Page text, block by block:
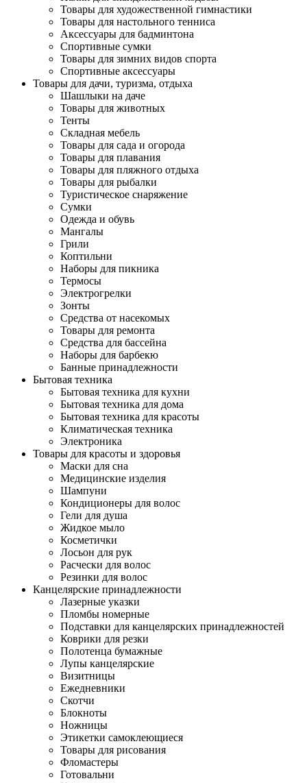
Товары для художественной гимнастики
Товары для настольного тенниса
Аксессуары для бадминтона
Спортивные сумки
Товары для зимних видов спорта
Спортивные аксессуары
Товары для дачи, туризма, отдыха
Шашлыки на даче
Товары для животных
Тенты
Складная мебель
Товары для сада и огорода
Товары для плавания
Товары для пляжного отдыха
Товары для рыбалки
Туристическое снаряжение
Сумки
Одежда и обувь
Мангалы
Грили
Коптильни
Наборы для пикника
Термосы
Электрогрелки
Зонты
Средства от насекомых
Товары для ремонта
Средства для бассейна
Наборы для барбекю
Банные принадлежности
Бытовая техника
Бытовая техника для кухни
Бытовая техника для дома
Бытовая техника для красоты
Климатическая техника
Электроника
Товары для красоты и здоровья
Маски для сна
Медицинские изделия
Шампуни
Кондиционеры для волос
Гели для душа
Жидкое мыло
Косметички
Лосьон для рук
Расчески для волос
Резинки для волос
Канцелярские принадлежности
Лазерные указки
Пломбы номерные
Подставки для канцелярских принадлежностей
Коврики для резки
Полотенца бумажные
Лупы канцелярские
Визитницы
Ежедневники
Скотчи
Блокноты
Ножницы
Этикетки самоклеющиеся
Товары для рисования
Фломастеры
Готовальни